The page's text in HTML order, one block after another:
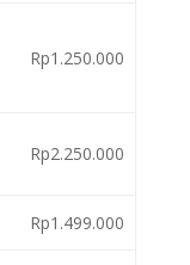
Rp1.250.000
Rp2.250.000
Rp1.499.000